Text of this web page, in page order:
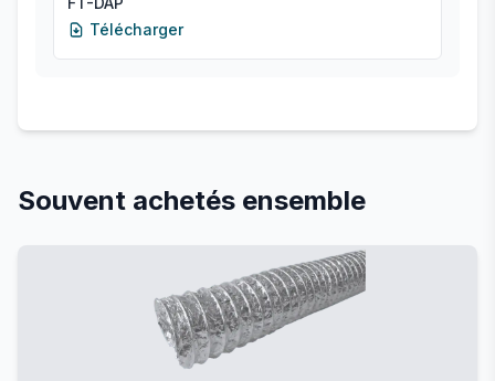
Télécharger
Souvent achetés ensemble